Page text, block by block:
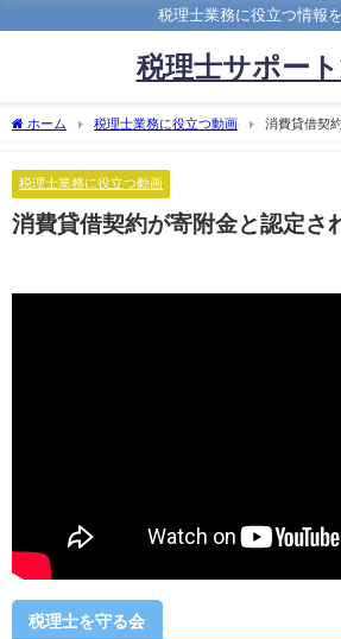
税理士業務に役立つ情報
税理士サポー
ホーム 税理士業務に役立つ動画 消費貸借契
税理士業務に役立つ動画
消費貸借契約が寄附金と認定さ
税理士を守る会